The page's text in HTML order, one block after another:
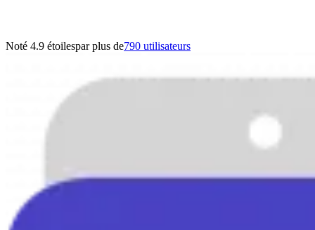
Noté 4.9 étoilespar plus de790 utilisateurs